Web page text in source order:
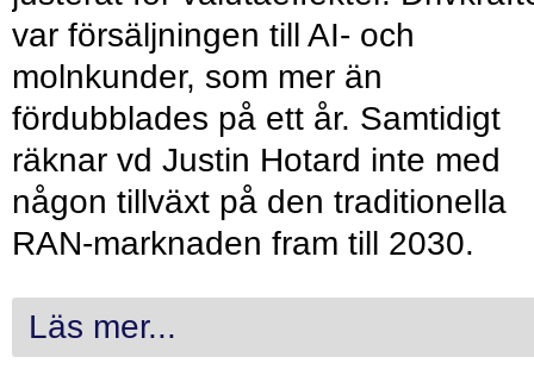
var försäljningen till AI- och
molnkunder, som mer än
fördubblades på ett år. Samtidigt
räknar vd Justin Hotard inte med
någon tillväxt på den traditionella
RAN-marknaden fram till 2030.
Läs mer...